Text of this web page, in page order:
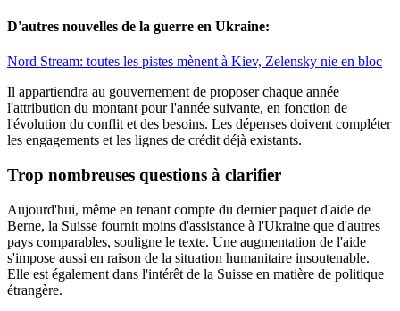
D'autres nouvelles de la guerre en Ukraine:
Nord Stream: toutes les pistes mènent à Kiev, Zelensky nie en bloc
Il appartiendra au gouvernement de proposer chaque année
l'attribution du montant pour l'année suivante, en fonction de
l'évolution du conflit et des besoins. Les dépenses doivent compléter
les engagements et les lignes de crédit déjà existants.
Trop nombreuses questions à clarifier
Aujourd'hui, même en tenant compte du dernier paquet d'aide de
Berne, la Suisse fournit moins d'assistance à l'Ukraine que d'autres
pays comparables, souligne le texte. Une augmentation de l'aide
s'impose aussi en raison de la situation humanitaire insoutenable.
Elle est également dans l'intérêt de la Suisse en matière de politique
étrangère.